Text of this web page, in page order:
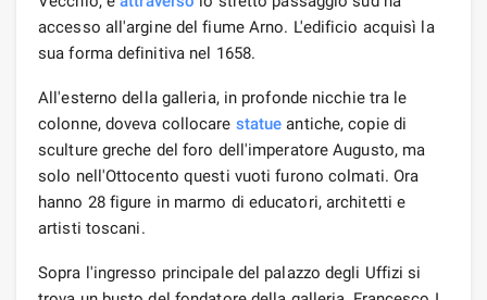
accesso all'argine del fiume Arno. L'edificio acquisì la
sua forma definitiva nel 1658.
All'esterno della galleria, in profonde nicchie tra le
colonne, doveva collocare statue antiche, copie di
sculture greche del foro dell'imperatore Augusto, ma
solo nell'Ottocento questi vuoti furono colmati. Ora
hanno 28 figure in marmo di educatori, architetti e
artisti toscani.
Sopra l'ingresso principale del palazzo degli Uffizi si